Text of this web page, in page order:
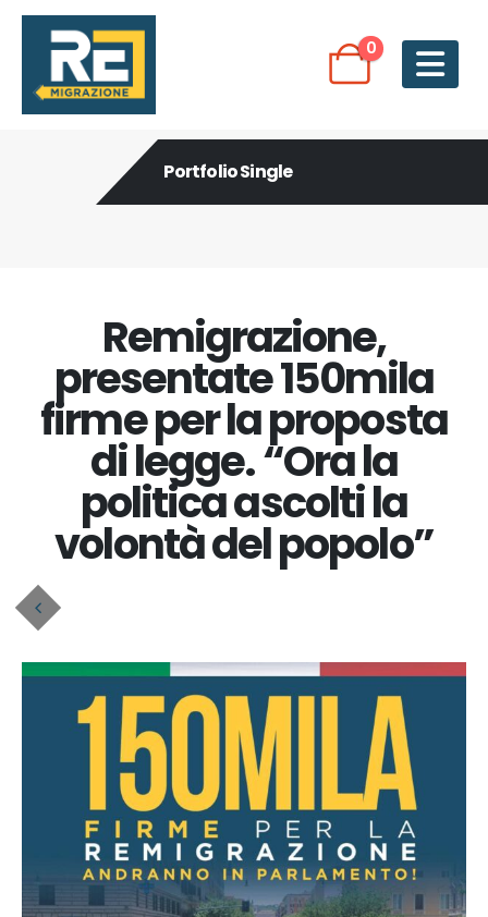
0
Portfolio Single
Remigrazione,
presentate 150mila
firme per la proposta
di legge. “Ora la
politica ascolti la
volontà del popolo”